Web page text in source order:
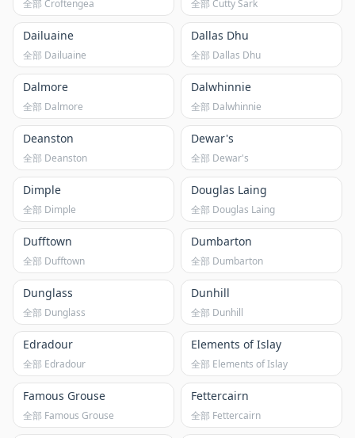
全部 Croftengea 全部 Cutty Sark
Dailuaine
全部 Dailuaine
Dallas Dhu
全部 Dallas Dhu
Dalmore
全部 Dalmore
Dalwhinnie
全部 Dalwhinnie
Deanston
全部 Deanston
Dewar's
全部 Dewar's
Dimple
全部 Dimple
Douglas Laing
全部 Douglas Laing
Dufftown
全部 Dufftown
Dumbarton
全部 Dumbarton
Dunglass
全部 Dunglass
Dunhill
全部 Dunhill
Edradour
全部 Edradour
Elements of Islay
全部 Elements of Islay
Famous Grouse
全部 Famous Grouse
Fettercairn
全部 Fettercairn